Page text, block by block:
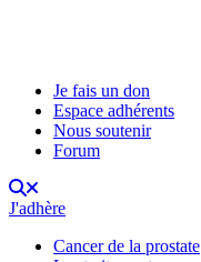
Je fais un don
Espace adhérents
Nous soutenir
Forum
J'adhère
Cancer de la prostate